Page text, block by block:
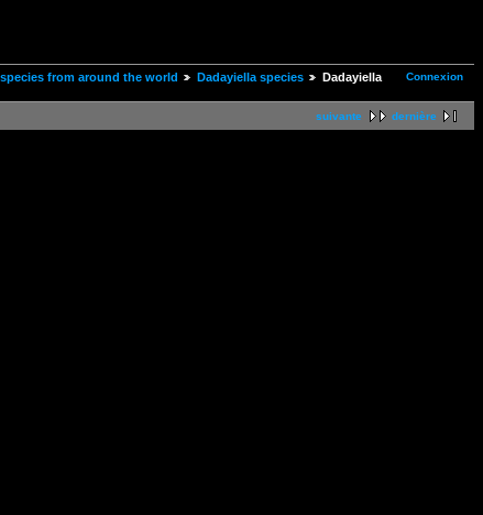
Connexion
from around the world Dadayiella species
Dadayiella
suivante dernière